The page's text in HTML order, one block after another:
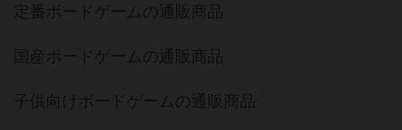
定番ボードゲームの通販商品
国産ボードゲームの通販商品
子供向けボードゲームの通販商品